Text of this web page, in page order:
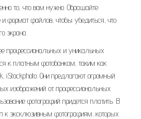
то, что вам нужно. Обращайте
формат файлов, чтобы убедиться, что
экрана.
профессиональных и уникальных
к платным фотобанкам, таким как
iStockphoto. Они предлагают огромный
изображений от профессиональных
фотографий придется платить. В
к эксклюзивным фотографиям, которых